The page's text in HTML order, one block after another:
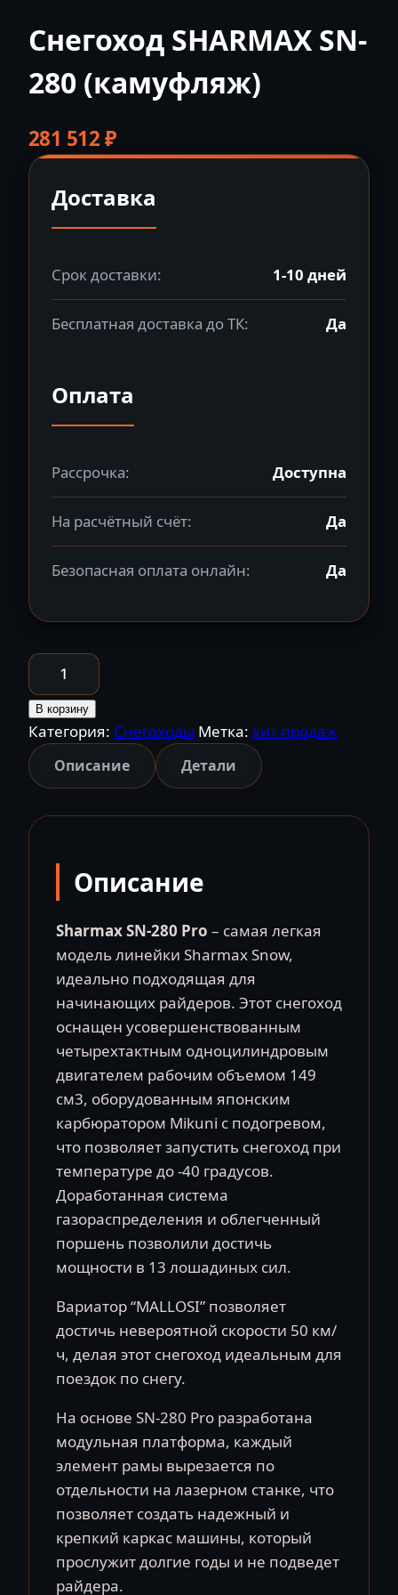
Снегоход SHARMAX SN-
280 (камуфляж)
281 512₽
Доставка
Срок доставки: 1-10 дней
Бесплатная доставка до ТК: Да
Оплата
Рассрочка: Доступна
На расчётный счёт: Да
Безопасная оплата онлайн: Да
Количество
товара
Снегоход
SHARMAX
SN-
280
В корзину
Категория: Снегоходы Метка: хит продаж
Описание Детали
Описание
Sharmax SN-280 Pro – самая легкая
модель линейки Sharmax Snow,
идеально подходящая для
начинающих райдеров. Этот снегоход
оснащен усовершенствованным
четырехтактным одноцилиндровым
двигателем рабочим объемом 149
см3, оборудованным японским
карбюратором Mikuni с подогревом,
что позволяет запустить снегоход при
температуре до -40 градусов.
Доработанная система
газораспределения и облегченный
поршень позволили достичь
мощности в 13 лошадиных сил.
Вариатор “MALLOSI” позволяет
достичь невероятной скорости 50 км/
ч, делая этот снегоход идеальным для
поездок по снегу.
На основе SN-280 Pro разработана
модульная платформа, каждый
элемент рамы вырезается по
отдельности на лазерном станке, что
позволяет создать надежный и
крепкий каркас машины, который
прослужит долгие годы и не подведет
райдера.